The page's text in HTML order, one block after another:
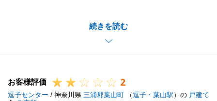
続きを読む
ご心配をおかけし、大変申し訳ございませんでした。
今後、更なる改善に努めて参ります。
また何かお力になれることがございましたら、ご相談
お客様評価 2
逗子センター / 神奈川県 三浦郡葉山町 （逗子・葉山駅）の 戸建て